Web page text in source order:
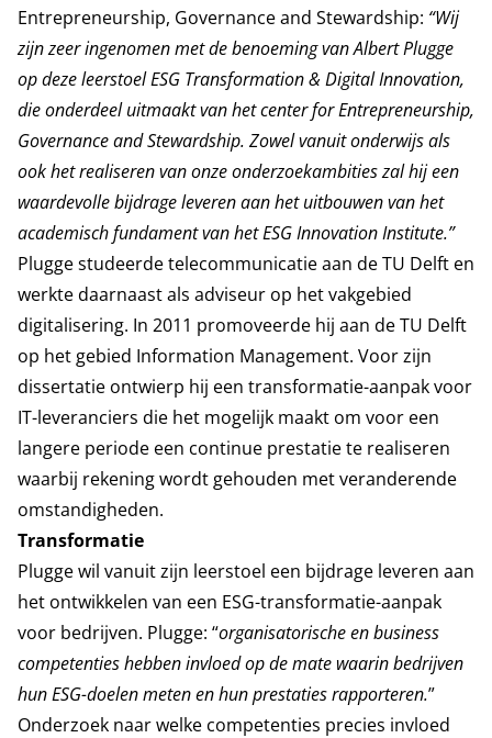
Entrepreneurship, Governance and Stewardship: “Wij
zijn zeer ingenomen met de benoeming van Albert Plugge
op deze leerstoel ESG Transformation & Digital Innovation,
die onderdeel uitmaakt van het center for Entrepreneurship,
Governance and Stewardship. Zowel vanuit onderwijs als
ook het realiseren van onze onderzoekambities zal hij een
waardevolle bijdrage leveren aan het uitbouwen van het
academisch fundament van het ESG Innovation Institute.”
Plugge studeerde telecommunicatie aan de TU Delft en
werkte daarnaast als adviseur op het vakgebied
digitalisering. In 2011 promoveerde hij aan de TU Delft
op het gebied Information Management. Voor zijn
dissertatie ontwierp hij een transformatie-aanpak voor
IT-leveranciers die het mogelijk maakt om voor een
langere periode een continue prestatie te realiseren
waarbij rekening wordt gehouden met veranderende
omstandigheden.
Transformatie
Plugge wil vanuit zijn leerstoel een bijdrage leveren aan
het ontwikkelen van een ESG-transformatie-aanpak
voor bedrijven. Plugge: “organisatorische en business
competenties hebben invloed op de mate waarin bedrijven
hun ESG-doelen meten en hun prestaties rapporteren.”
Onderzoek naar welke competenties precies invloed